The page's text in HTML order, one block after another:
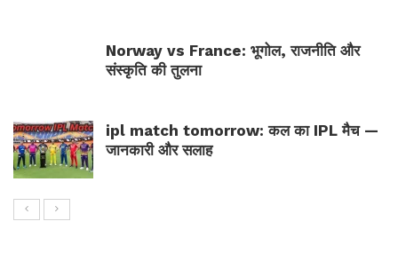
Norway vs France: भूगोल, राजनीति और
संस्कृति की तुलना
ipl match tomorrow: कल का IPL मैच —
जानकारी और सलाह